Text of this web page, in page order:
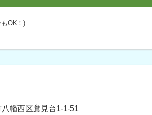
OK！)
幡西区鷹見台1-1-51